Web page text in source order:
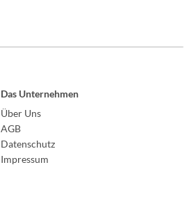
Das Unternehmen
Über Uns
AGB
Datenschutz
Impressum